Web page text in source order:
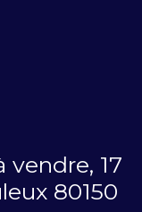
vendre, 17
80150